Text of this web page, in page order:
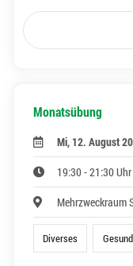
Monatsübung
Mi, 12. August
19:30 - 21:30 Uhr
Mehrzweckraum
Diverses